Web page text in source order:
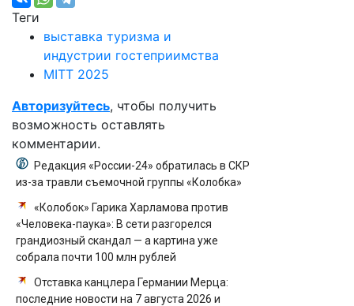
Теги
выставка туризма и
индустрии гостеприимства
MITT 2025
Авторизуйтесь, чтобы получить
возможность оставлять
комментарии.
Редакция «России-24» обратилась в СКР
из-за травли съемочной группы «Колобка»
«Колобок» Гарика Харламова против
«Человека-паука»: В сети разгорелся
грандиозный скандал — а картина уже
собрала почти 100 млн рублей
Отставка канцлера Германии Мерца:
последние новости на 7 августа 2026 и